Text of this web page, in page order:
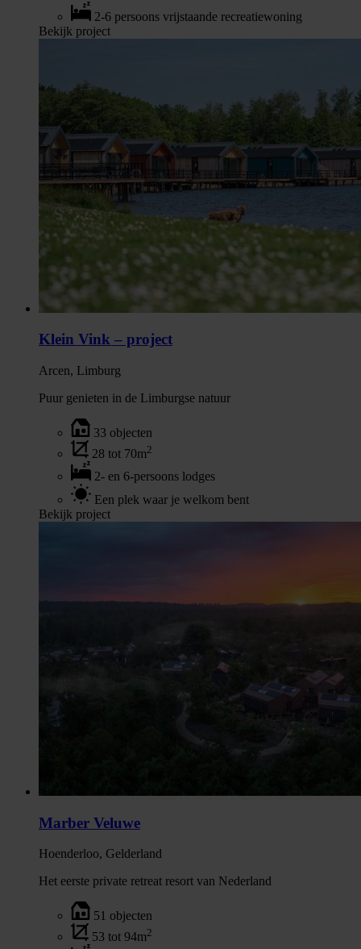
2-6 persoons vrijstaande recreatiewoning
Bekijk project
Klein Vink – project
Arcen, Limburg
Puur genieten in de Limburgse natuur
33 objecten
28 tot 70m2
2- en 6-persoons lodges
Een plek waar je welkom bent
Bekijk project
Marber Veluwe
Hoenderloo, Gelderland
Het eerste private retreat resort van Nederland
51 objecten
53 tot 94m2